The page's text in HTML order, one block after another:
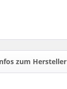
zum Hersteller